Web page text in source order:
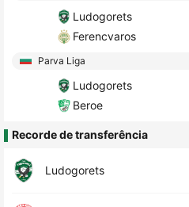
Ludogorets
Ferencvaros
Parva Liga
Ludogorets
Beroe
Recorde de transferência
Ludogorets